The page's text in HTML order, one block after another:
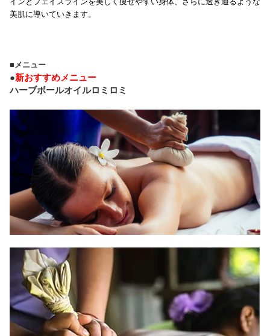
美肌に導いていきます。
■メニュー
●新おすすめメニュー
ハーブボールオイルロミロミ